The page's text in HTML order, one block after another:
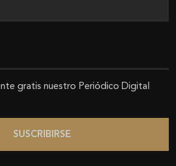
gratis nuestro Periódico Digital
SUSCRIBIRSE